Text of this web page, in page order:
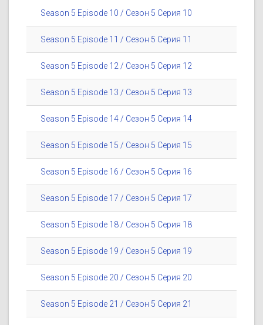
Season 5 Episode 10 / Сезон 5 Серия 10
Season 5 Episode 11 / Сезон 5 Серия 11
Season 5 Episode 12 / Сезон 5 Серия 12
Season 5 Episode 13 / Сезон 5 Серия 13
Season 5 Episode 14 / Сезон 5 Серия 14
Season 5 Episode 15 / Сезон 5 Серия 15
Season 5 Episode 16 / Сезон 5 Серия 16
Season 5 Episode 17 / Сезон 5 Серия 17
Season 5 Episode 18 / Сезон 5 Серия 18
Season 5 Episode 19 / Сезон 5 Серия 19
Season 5 Episode 20 / Сезон 5 Серия 20
Season 5 Episode 21 / Сезон 5 Серия 21